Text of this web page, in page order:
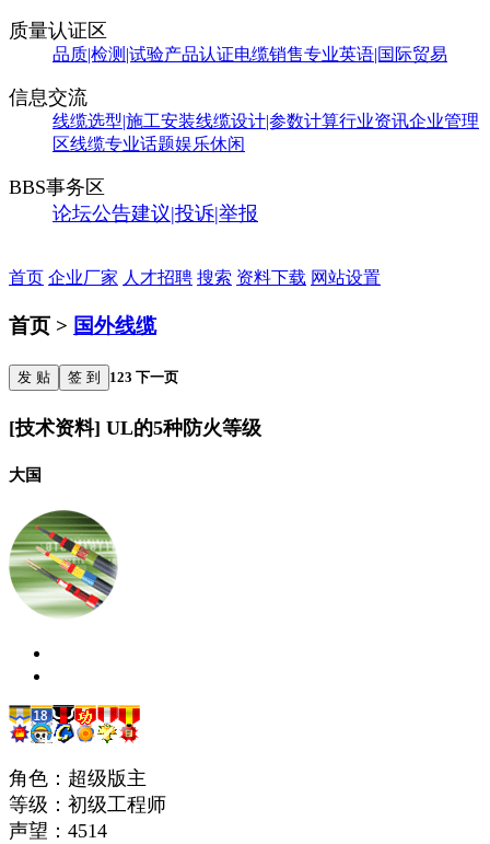
质量认证区
品质|检测|试验产品认证电缆销售专业英语|国际贸易
信息交流
线缆选型|施工安装线缆设计|参数计算行业资讯企业管理
区线缆专业话题娱乐休闲
BBS事务区
论坛公告建议|投诉|举报
首页 企业厂家 人才招聘 搜索 资料下载 网站设置
首页 > 国外线缆
发 贴 签 到 123 下一页
[技术资料] UL的5种防火等级
大国
角色：超级版主
等级：初级工程师
声望： 4514